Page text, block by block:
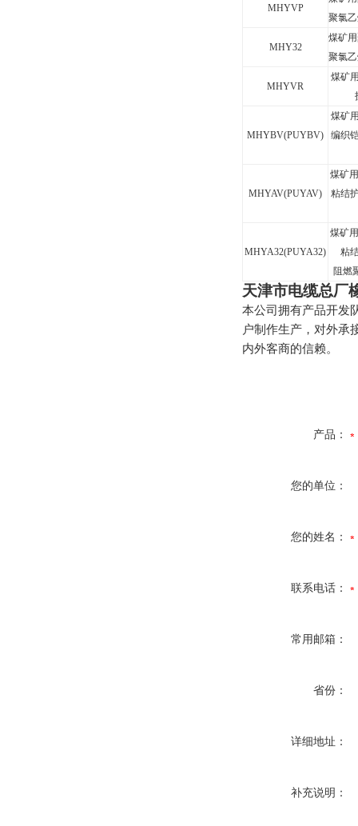
MHYVP
聚氯
MHY32
煤矿
聚氯
MHYVR
煤矿
MHYBV(PUYBV)
煤矿
编织
MHYAV(PUYAV)
煤矿
粘结
MHYA32(PUYA32)
煤矿
粘
阻燃
天津市电缆总厂
本公司拥有产品开发
户制作生产，对外承
内外客商的信赖。
产品：
您的单位：
您的姓名：
联系电话：
常用邮箱：
省份：
详细地址：
补充说明：